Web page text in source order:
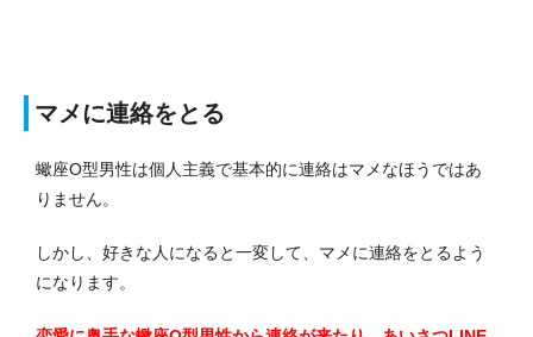
マメに連絡をとる
蠍座O型男性は個人主義で基本的に連絡はマメなほうではあ
りません。
しかし、好きな人になると一変して、マメに連絡をとるよう
になります。